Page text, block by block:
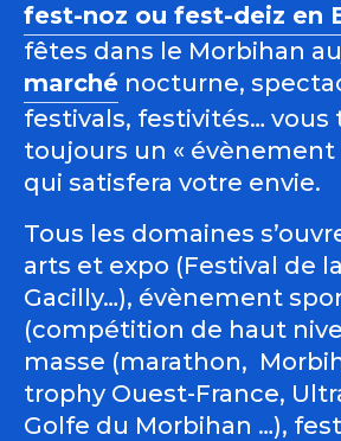
fest-noz ou fest-deiz en
fêtes dans le Morbihan
marché nocturne,
festivals, festivités… vous
toujours un « évènement
qui satisfera votre envie.
Tous les domaines
arts et expo (Festival de
Gacilly…), évènement
(compétition de haut
masse (marathon,
trophy Ouest-France,
Golfe du Morbihan …),